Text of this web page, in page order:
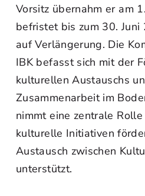
Vorsitz übernahm er am
befristet bis zum 30.
auf Verlängerung. Die
IBK befasst sich mit der
kulturellen Austauschs
Zusammenarbeit im
nimmt eine zentrale
kulturelle Initiativen
Austausch zwischen
unterstützt.